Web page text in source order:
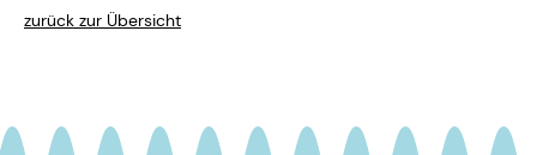
zurück zur Übersicht